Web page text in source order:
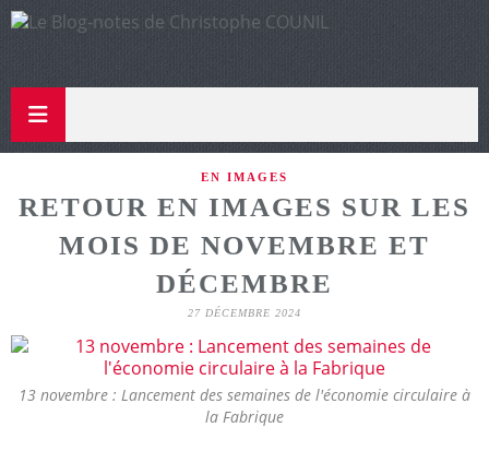
EN IMAGES
RETOUR EN IMAGES SUR LES
MOIS DE NOVEMBRE ET
DÉCEMBRE
27 DÉCEMBRE 2024
13 novembre : Lancement des semaines de l'économie circulaire à
la Fabrique